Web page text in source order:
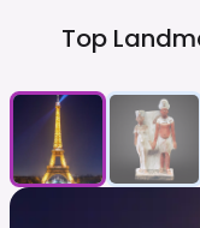
Top